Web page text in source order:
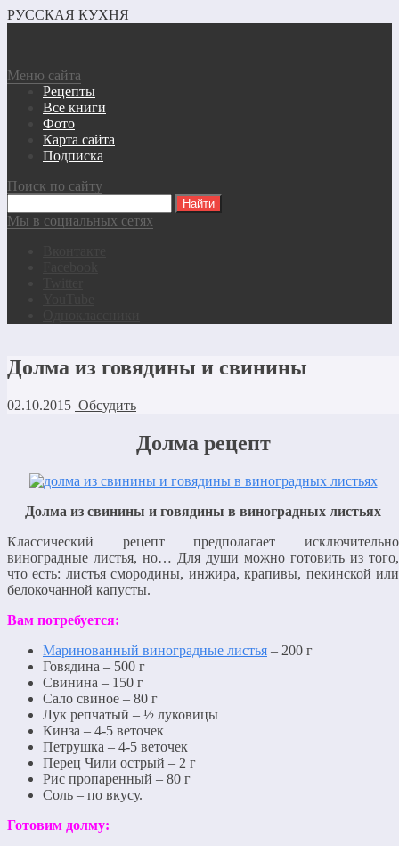
РУССКАЯ КУХНЯ
Меню сайта
Рецепты
Все книги
Фото
Карта сайта
Подписка
Поиск по сайту
Мы в социальных сетях
Долма из говядины и свинины
02.10.2015 Обсудить
Долма рецепт
Долма из свинины и говядины в виноградных листьях
Классический рецепт предполагает исключительно
виноградные листья, но… Для души можно готовить из того,
что есть: листья смородины, инжира, крапивы, пекинской или
белокочанной капусты.
Вам потребуется:
Маринованный виноградные листья – 200 г
Говядина – 500 г
Свинина – 150 г
Сало свиное – 80 г
Лук репчатый – ½ луковицы
Кинза – 4-5 веточек
Петрушка – 4-5 веточек
Перец Чили острый – 2 г
Рис пропаренный – 80 г
Соль – по вкусу.
Готовим долму: